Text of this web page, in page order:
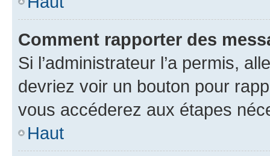
Comment rapporter des
Si l’administrateur l’a permis,
devriez voir un bouton pour
vous accéderez aux étapes
Haut